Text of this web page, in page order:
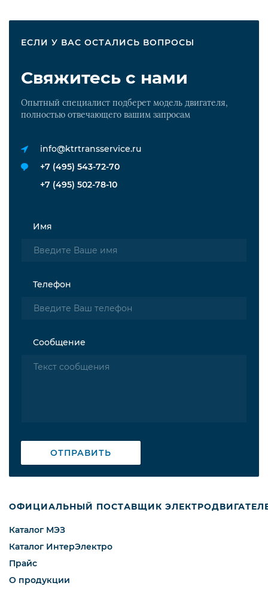
ЕСЛИ У ВАС ОСТАЛИСЬ ВОПРОСЫ
Свяжитесь с нами
Опытный специалист подберет модель двигателя,
полностью отвечающего вашим запросам
info@ktrtransservice.ru
+7 (495) 543-72-70
+7 (495) 502-78-10
Имя
Телефон
Сообщение
ОТПРАВИТЬ
ОФИЦИАЛЬНЫЙ ПОСТАВЩИК
Каталог МЭЗ
Каталог ИнтерЭлектро
Прайс
О продукции